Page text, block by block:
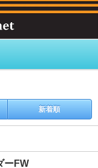
新着順
ーFW